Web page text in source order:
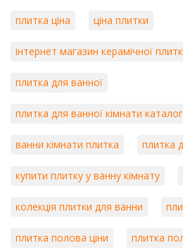
плитка ціна ціна плитки
інтернет магазин керамічної
плитка для ванної
плитка для ванної кімнати каталог
ванни кімнати плитка плитка
купити плитку у ванну кімнату
колекція плитки для ванни
плитка полова ціни плитка